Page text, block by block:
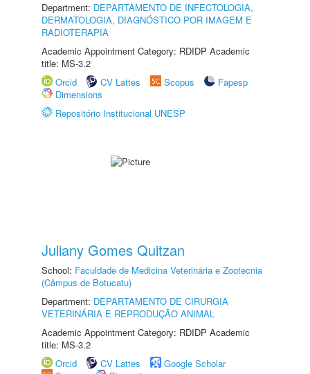
Department: DEPARTAMENTO DE INFECTOLOGIA,
DERMATOLOGIA, DIAGNÓSTICO POR IMAGEM E
RADIOTERAPIA
Academic Appointment Category: RDIDP Academic
title: MS-3.2
Orcid
CV Lattes Scopus
Fapesp
Dimensions
Repositório Institucional UNESP
Juliany Gomes Quitzan
School: Faculdade de Medicina Veterinária e Zootecnia
(Câmpus de Botucatu)
Department: DEPARTAMENTO DE CIRURGIA
VETERINÁRIA E REPRODUÇÃO ANIMAL
Academic Appointment Category: RDIDP Academic
title: MS-3.2
Orcid
CV Lattes
Google Scholar